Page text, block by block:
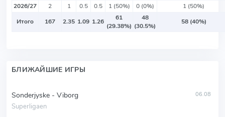
2026/27
2 1 0.5 0.5 1 (50%) 0 (0%)
1 (50%)
Итого
167 2.35 1.09 1.26
61
(29.38%)
48
(30.5%)
58 (40%)
БЛИЖАЙШИЕ ИГРЫ
Sonderjyske - Viborg
Superligaen
06.08